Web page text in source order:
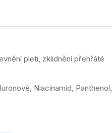
pleti, zklidnění přehřáté
Niacinamid, Panthenol,